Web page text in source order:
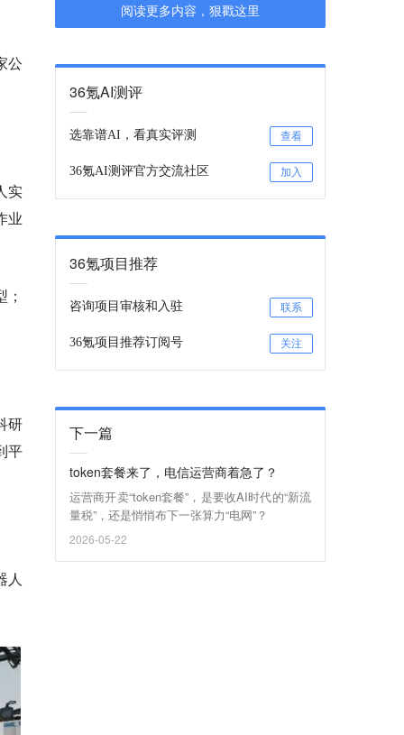
公
实
业
研
平
人
阅读更多内容，狠戳这里
36氪AI测评
选靠谱AI，看真实评测 查看
36氪AI测评官方交流社区 加入
36氪项目推荐
咨询项目审核和入驻 联系
36氪项目推荐订阅号 关注
下一篇
token套餐来了，电信运营商着急了？
运营商开卖“token套餐”，是要收AI时代的“新流
量税”，还是悄悄布下一张算力“电网”？
2026-05-22